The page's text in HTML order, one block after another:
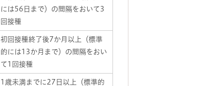
には56日まで）の間隔をおいて3
回接種
初回接種終了後7か月以上（標準
的には13か月まで）の間隔をおい
て1回接種
1歳未満までに27日以上（標準的